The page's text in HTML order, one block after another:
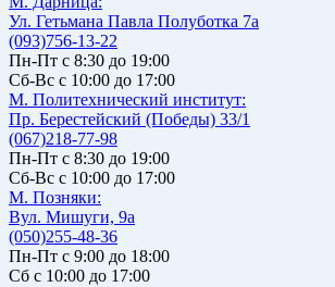
Ул. Гетьмана Павла Полуботка 7а
(093)756-13-22
Пн-Пт с 8:30 до 19:00
Сб-Вс с 10:00 до 17:00
М. Политехнический институт:
Пр. Берестейский (Победы) 33/1
(067)218-77-98
Пн-Пт с 8:30 до 19:00
Сб-Вс с 10:00 до 17:00
М. Позняки:
Вул. Мишуги, 9а
(050)255-48-36
Пн-Пт с 9:00 до 18:00
Сб с 10:00 до 17:00